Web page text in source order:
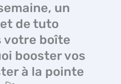
un
de tuto
votre boîte
booster vos
à la pointe